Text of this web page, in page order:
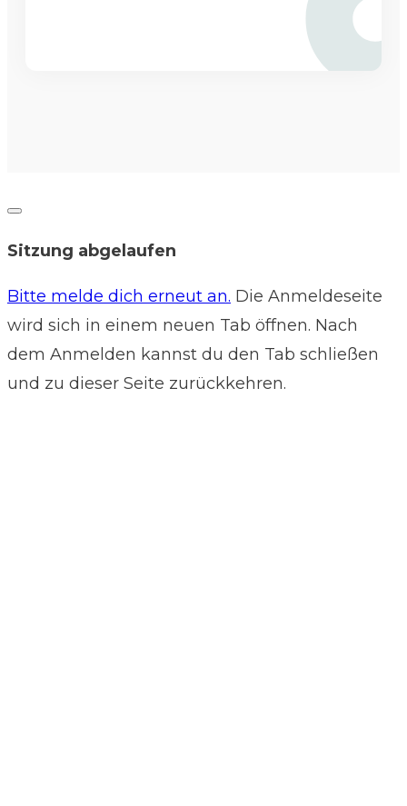
Dialog
Sitzung abgelaufen
Bitte melde dich erneut an. Die Anmeldeseite
wird sich in einem neuen Tab öffnen. Nach
dem Anmelden kannst du den Tab schließen
und zu dieser Seite zurückkehren.